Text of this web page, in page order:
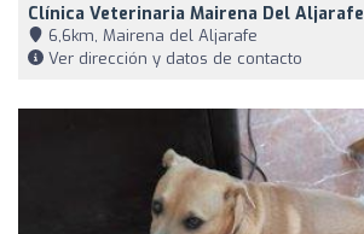
Clínica Veterinaria Mairena Del Aljarafe
6,6km, Mairena del Aljarafe
Ver dirección y datos de contacto